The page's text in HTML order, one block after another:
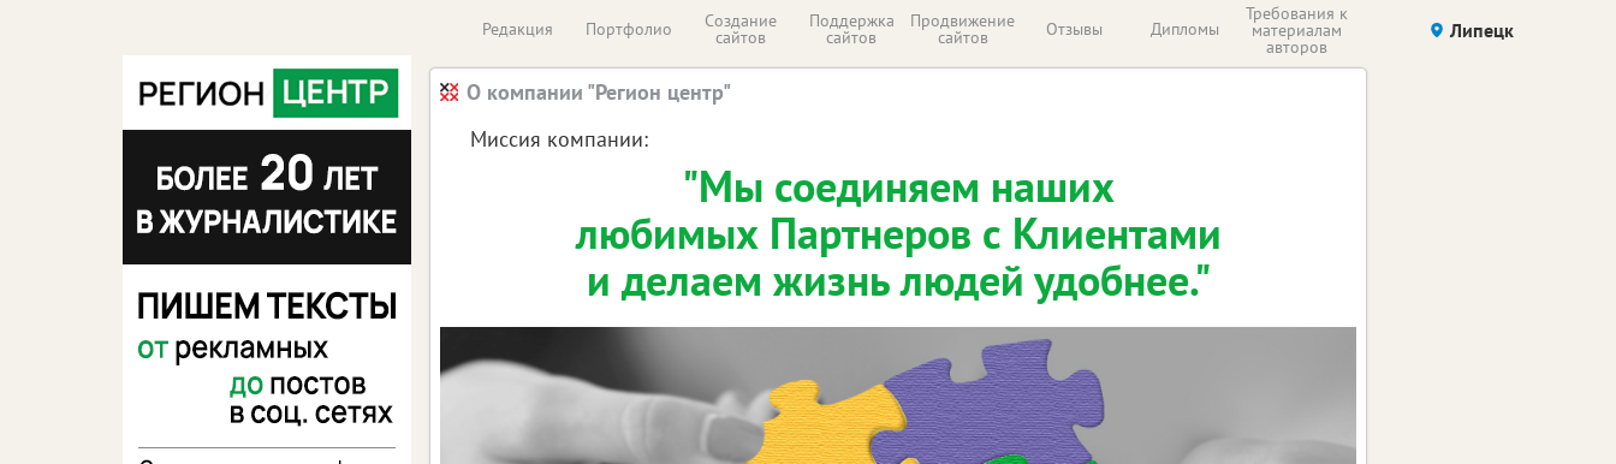
Редакция Портфолио Создание
сайтов
Поддержка
сайтов
Продвижение
сайтов Отзывы Дипломы
Требования к
материалам
авторов
Липецк
О компании "Регион центр"
Миссия компании:
"Мы соединяем наших
любимых Партнеров с Клиентами
и делаем жизнь людей удобнее."